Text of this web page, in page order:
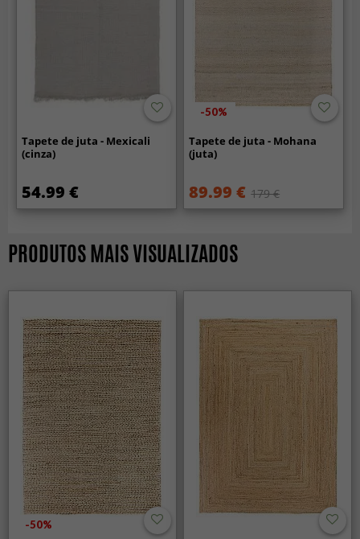
Tapete de juta - Mexicali
(cinza)
54.99 €
-50%
Tapete de juta - Mohana
(juta)
89.99 € 179 €
PRODUTOS MAIS VISUALIZADOS
-50%